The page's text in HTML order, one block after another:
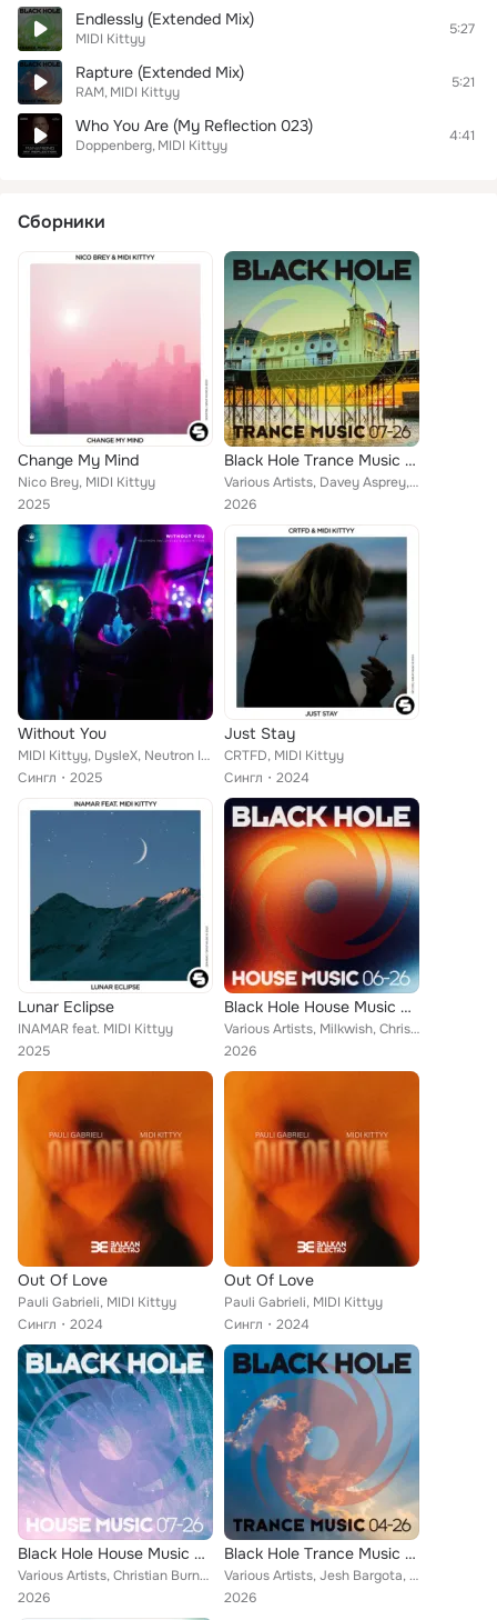
Endlessly (Extended Mix)
MIDI Kittyy
5:27
Rapture (Extended Mix)
RAM MIDI Kittyy
5:21
Who You Are (My Reflection 023)
Doppenberg MIDI Kittyy
4:41
Сборники
Change My Mind
Nico Brey, MIDI Kittyy
2025
Black Hole Trance Music 07-26
Various Artists, Davey Asprey, Alex M.O.R.P.H., Push, Mark Sherry, Kryder, Tastexperience, Avenue One, Amos & Riot Night, Claus ...
2026
Without You
MIDI Kittyy, DysleX, Neutron Inv.
Сингл
2025
Just Stay
CRTFD, MIDI Kittyy
Сингл
2024
Lunar Eclipse
INAMAR feat. MIDI Kittyy
2025
Black Hole House Music 06-26
Various Artists, Milkwish, Christian Burns, Faminski, Dennis Sheperd, Terry Golden, Sergio Marini, Alt1, Charmes, Maratone, Aqua...
2026
Out Of Love
Pauli Gabrieli, MIDI Kittyy
Сингл
2024
Out Of Love
Pauli Gabrieli, MIDI Kittyy
Сингл
2024
Black Hole House Music 07-26
Various Artists, Christian Burns, Roman Hope, Kryder, Kiholm, TRIP RGAZZI, Melih Aydogan, Emmanuel David, HALIENE, Pavlo Vicci, ...
2026
Black Hole Trance Music 04-26
Various Artists, Jesh Bargota, Mark Sherry, ReOrder, Shadow Assembly, Cold Blue, Craig Connelly, Disco Dice, Johan Gielen, ADR (...
2026